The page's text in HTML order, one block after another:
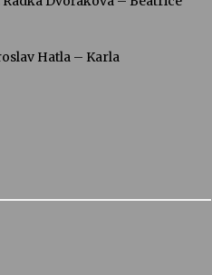
Hatla – Karla